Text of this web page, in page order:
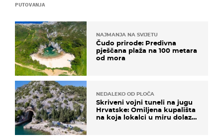
PUTOVANJA
NAJMANJA NA SVIJETU
Čudo prirode: Predivna
pješčana plaža na 100 metara
od mora
NEDALEKO OD PLOČA
Skriveni vojni tuneli na jugu
Hrvatske: Omiljena kupališta
na koja lokalci u miru dolaze